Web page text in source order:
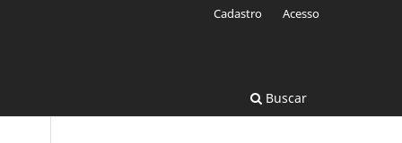
Buscar
Cadastro Acesso